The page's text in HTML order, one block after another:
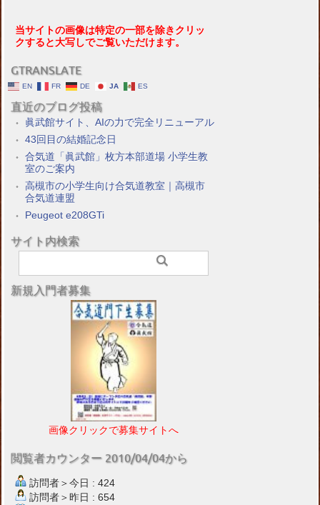
当サイトの画像は特定の一部を除きクリッ
クすると大写しでご覧いただけます。
GTRANSLATE
EN FR DE JA ES
直近のブログ投稿
眞武館サイト、AIの力で完全リニューアル
43回目の結婚記念日
合気道「眞武館」枚方本部道場 小学生教
室のご案内
高槻市の小学生向け合気道教室｜高槻市
合気道連盟
Peugeot e208GTi
サイト内検索
新規入門者募集
画像クリックで募集サイトへ
閲覧者カウンター 2010/04/04から
訪問者＞今日 : 424
訪問者＞昨日 : 654